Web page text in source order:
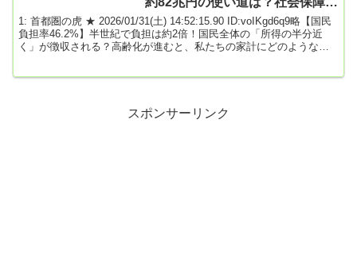
《働き盛り》に負担集中！
1: 首都圏の虎 ★ 2026/01/31(土) 14:52:15.90 ID:voIKgd6q9略【国民
負担率46.2%】半世紀で負担は約2倍！国民全体の「所得の半分近
く」が徴収される？高齢化が進むと、私たちの家計にどのような影
スポンサーリンク